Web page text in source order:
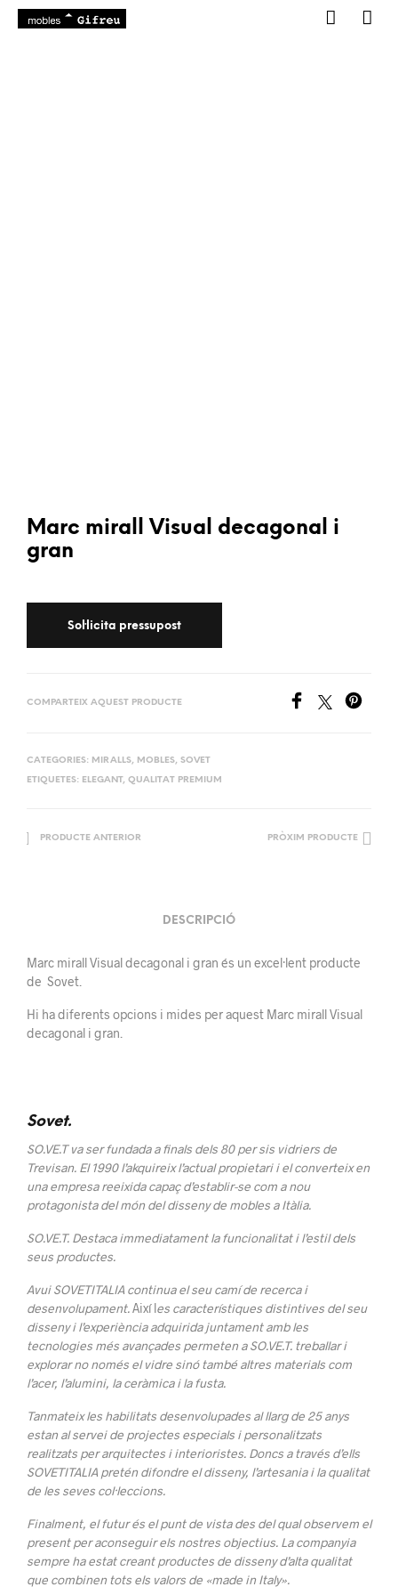
Marc mirall Visual decagonal i
gran
COMPARTEIX AQUEST PRODUCTE
CATEGORIES: MIRALLS, MOBLES, SOVET
ETIQUETES: ELEGANT, QUALITAT PREMIUM
PRODUCTE ANTERIOR PRÒXIM PRODUCTE
DESCRIPCIÓ
Marc mirall Visual decagonal i gran és un excel·lent producte
de Sovet.
Hi ha diferents opcions i mides per aquest Marc mirall Visual
decagonal i gran.
Sovet.
SO.VE.T va ser fundada a finals dels 80 per sis vidriers de
Trevisan. El 1990 l’akquireix l’actual propietari i el converteix en
una empresa reeixida capaç d’establir-se com a nou
protagonista del món del disseny de mobles a Itàlia.
SO.VE.T. Destaca immediatament la funcionalitat i l’estil dels
seus productes.
Avui SOVETITALIA continua el seu camí de recerca i
desenvolupament.Així les característiques distintives del seu
disseny i l’experiència adquirida juntament amb les
tecnologies més avançades permeten a SO.VE.T. treballar i
explorar no només el vidre sinó també altres materials com
l’acer, l’alumini, la ceràmica i la fusta.
Tanmateix les habilitats desenvolupades al llarg de 25 anys
estan al servei de projectes especials i personalitzats
realitzats per arquitectes i interioristes. Doncs a través d’ells
SOVETITALIA pretén difondre el disseny, l’artesania i la qualitat
de les seves col·leccions.
Finalment, el futur és el punt de vista des del qual observem el
present per aconseguir els nostres objectius. La companyia
sempre ha estat creant productes de disseny d’alta qualitat
que combinen tots els valors de «made in Italy».